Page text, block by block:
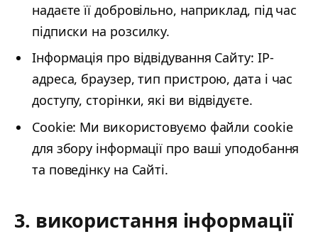
надаєте її добровільно, наприклад, під час
підписки на розсилку.
Інформація про відвідування Сайту: IP-
адреса, браузер, тип пристрою, дата і час
доступу, сторінки, які ви відвідуєте.
Cookie: Ми використовуємо файли cookie
для збору інформації про ваші уподобання
та поведінку на Сайті.
3. використання інформації